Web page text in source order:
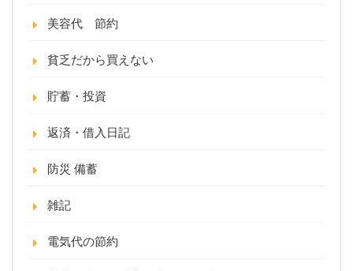
美容代 節約
貧乏だから買えない
貯蓄・投資
返済・借入日記
防災 備蓄
雑記
電気代の節約